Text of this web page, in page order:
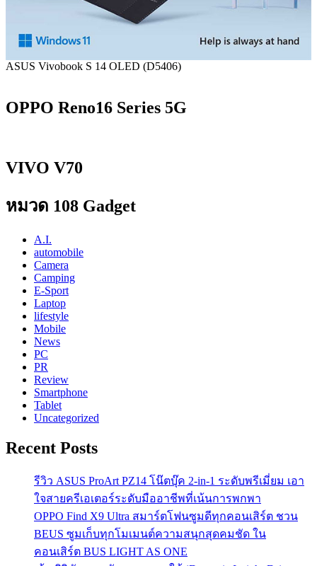
ASUS Vivobook S 14 OLED (D5406)
OPPO Reno16 Series 5G
VIVO V70
หมวด 108 Gadget
A.I.
automobile
Camera
Camping
E-Sport
Laptop
lifestyle
Mobile
News
PC
PR
Review
Smartphone
Tablet
Uncategorized
Recent Posts
รีวิว ASUS ProArt PZ14 โน๊ตบุ๊ค 2-in-1 ระดับพรีเมี่ยม เอา
ใจสายครีเอเตอร์ระดับมืออาชีพที่เน้นการพกพา
OPPO Find X9 Ultra สมาร์ตโฟนซูมดีทุกคอนเสิร์ต ชวน
BEUS ซูมเก็บทุกโมเมนต์ความสนุกสุดคมชัด ใน
คอนเสิร์ต BUS LIGHT AS ONE